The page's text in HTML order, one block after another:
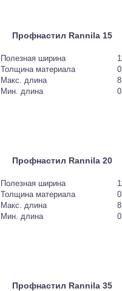
Профнастил Rannila 15
Полезная ширина
Толщина материала
Макс. длина
Мин. длина
Профнастил Rannila 20
Полезная ширина
Толщина материала
Макс. длина
Мин. длина
Профнастил Rannila 35